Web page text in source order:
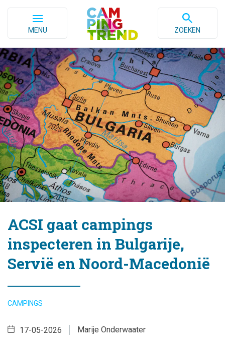
MENU ZOEKEN
ACSI gaat campings
inspecteren in Bulgarije,
Servië en Noord-Macedonië
CAMPINGS
Marije Onderwaater
17-05-2026